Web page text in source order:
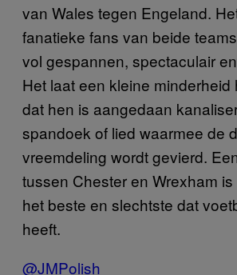
van Wales tegen Engeland.
fanatieke fans van beide
vol gespannen, spectaculair
Het laat een kleine minderheid
dat hen is aangedaan
spandoek of lied waarmee de
vreemdeling wordt gevierd.
tussen Chester en Wrexham
het beste en slechtste dat
heeft.
@JMPolish